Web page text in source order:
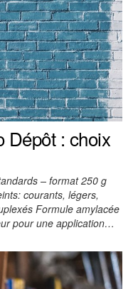
Dépôt : choix
– format 250 g
courants, légers,
Formule amylacée
pour une application…